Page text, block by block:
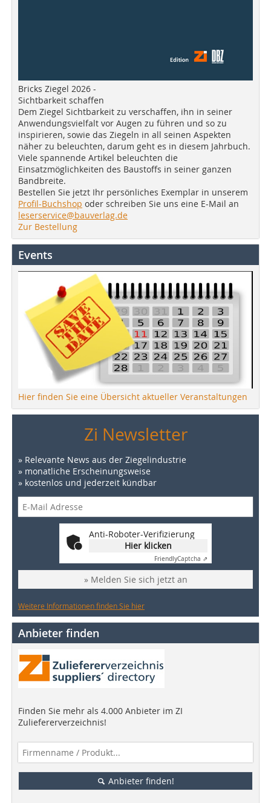
Bricks Ziegel 2026 -
Sichtbarkeit schaffen
Dem Ziegel Sichtbarkeit zu verschaffen, ihn in seiner
Anwendungsvielfalt vor Augen zu führen und so zu
inspirieren, sowie das Ziegeln in all seinen Aspekten
näher zu beleuchten, darum geht es in diesem Jahrbuch.
Viele spannende Artikel beleuchten die
Einsatzmöglichkeiten des Baustoffs in seiner ganzen
Bandbreite.
Bestellen Sie jetzt Ihr persönliches Exemplar in unserem
Profil-Buchshop oder schreiben Sie uns eine E-Mail an
leserservice@bauverlag.de
Zur Bestellung
Events
Hier finden Sie eine Übersicht aktueller Veranstaltungen
Zi Newsletter
» Relevante News aus der Ziegelindustrie
» monatliche Erscheinungsweise
» kostenlos und jederzeit kündbar
Anti-Roboter-Verifizierung
Hier klicken
FriendlyCaptcha ⇗
» Melden Sie sich jetzt an
Weitere Informationen finden Sie hier
Anbieter finden
Finden Sie mehr als 4.000 Anbieter im ZI
Zuliefererverzeichnis!
Anbieter finden!